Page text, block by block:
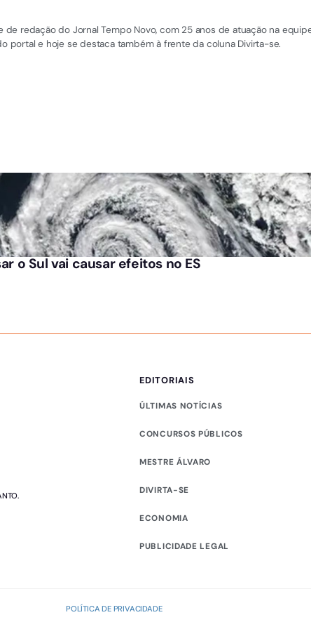
de redação do Jornal Tempo Novo, com 25 anos de atuação na
portal e hoje se destaca também à frente da coluna Divirta-se.
o Sul vai causar efeitos no ES
EDITORIAIS
ÚLTIMAS NOTÍCIAS
CONCURSOS PÚBLICOS
MESTRE ÁLVARO
DIVIRTA-SE
ECONOMIA
PUBLICIDADE LEGAL
POLÍTICA DE PRIVACIDADE